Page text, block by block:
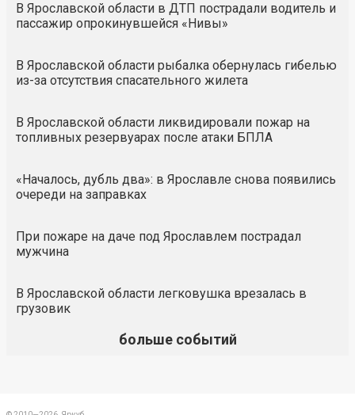
В Ярославской области в ДТП пострадали водитель и
пассажир опрокинувшейся «Нивы»
В Ярославской области рыбалка обернулась гибелью
из-за отсутствия спасательного жилета
В Ярославской области ликвидировали пожар на
топливных резервуарах после атаки БПЛА
«Началось, дубль два»: в Ярославле снова появились
очереди на заправках
При пожаре на даче под Ярославлем пострадал
мужчина
В Ярославской области легковушка врезалась в
грузовик
больше событий